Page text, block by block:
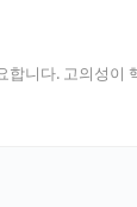
니다. 고의성이